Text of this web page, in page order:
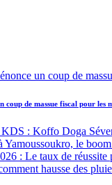
de massue fiscal pour les
: Koffo Doga
Yamoussoukro, le
: Le taux de
hausse des